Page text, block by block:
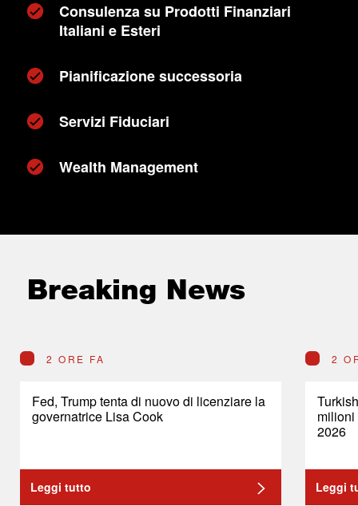
Consulenza su Prodotti Finanziari
Italiani e Esteri
Pianificazione successoria
Servizi Fiduciari
Wealth Management
Breaking News
2 ORE FA
Fed, Trump tenta di nuovo di licenziare la
governatrice Lisa Cook
Leggi tutto
2
2026
Leggi